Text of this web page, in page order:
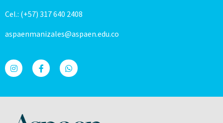
Cel.: (+57) 317 640 2408
aspaenmanizales@aspaen.edu.co